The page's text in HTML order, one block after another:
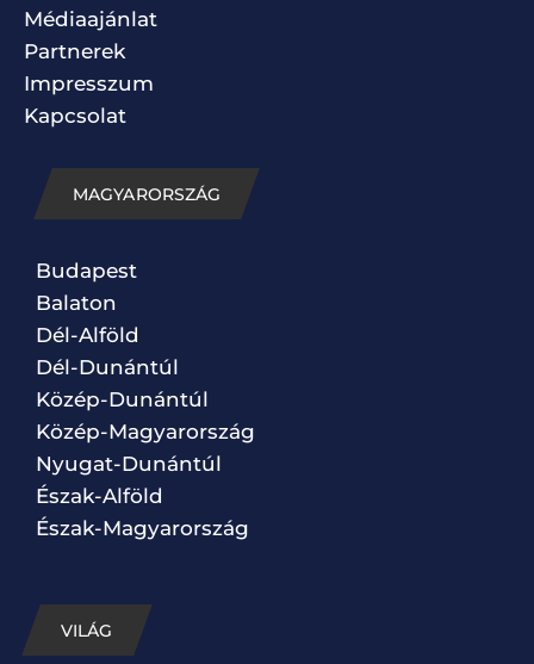
Médiaajánlat
Partnerek
Impresszum
Kapcsolat
MAGYARORSZÁG
Budapest
Balaton
Dél-Alföld
Dél-Dunántúl
Közép-Dunántúl
Közép-Magyarország
Nyugat-Dunántúl
Észak-Alföld
Észak-Magyarország
VILÁG